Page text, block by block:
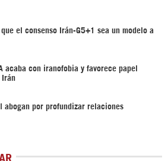
que el consenso Irán-G5+1 sea un modelo a
acaba con iranofobia y favorece papel
Irán
abogan por profundizar relaciones